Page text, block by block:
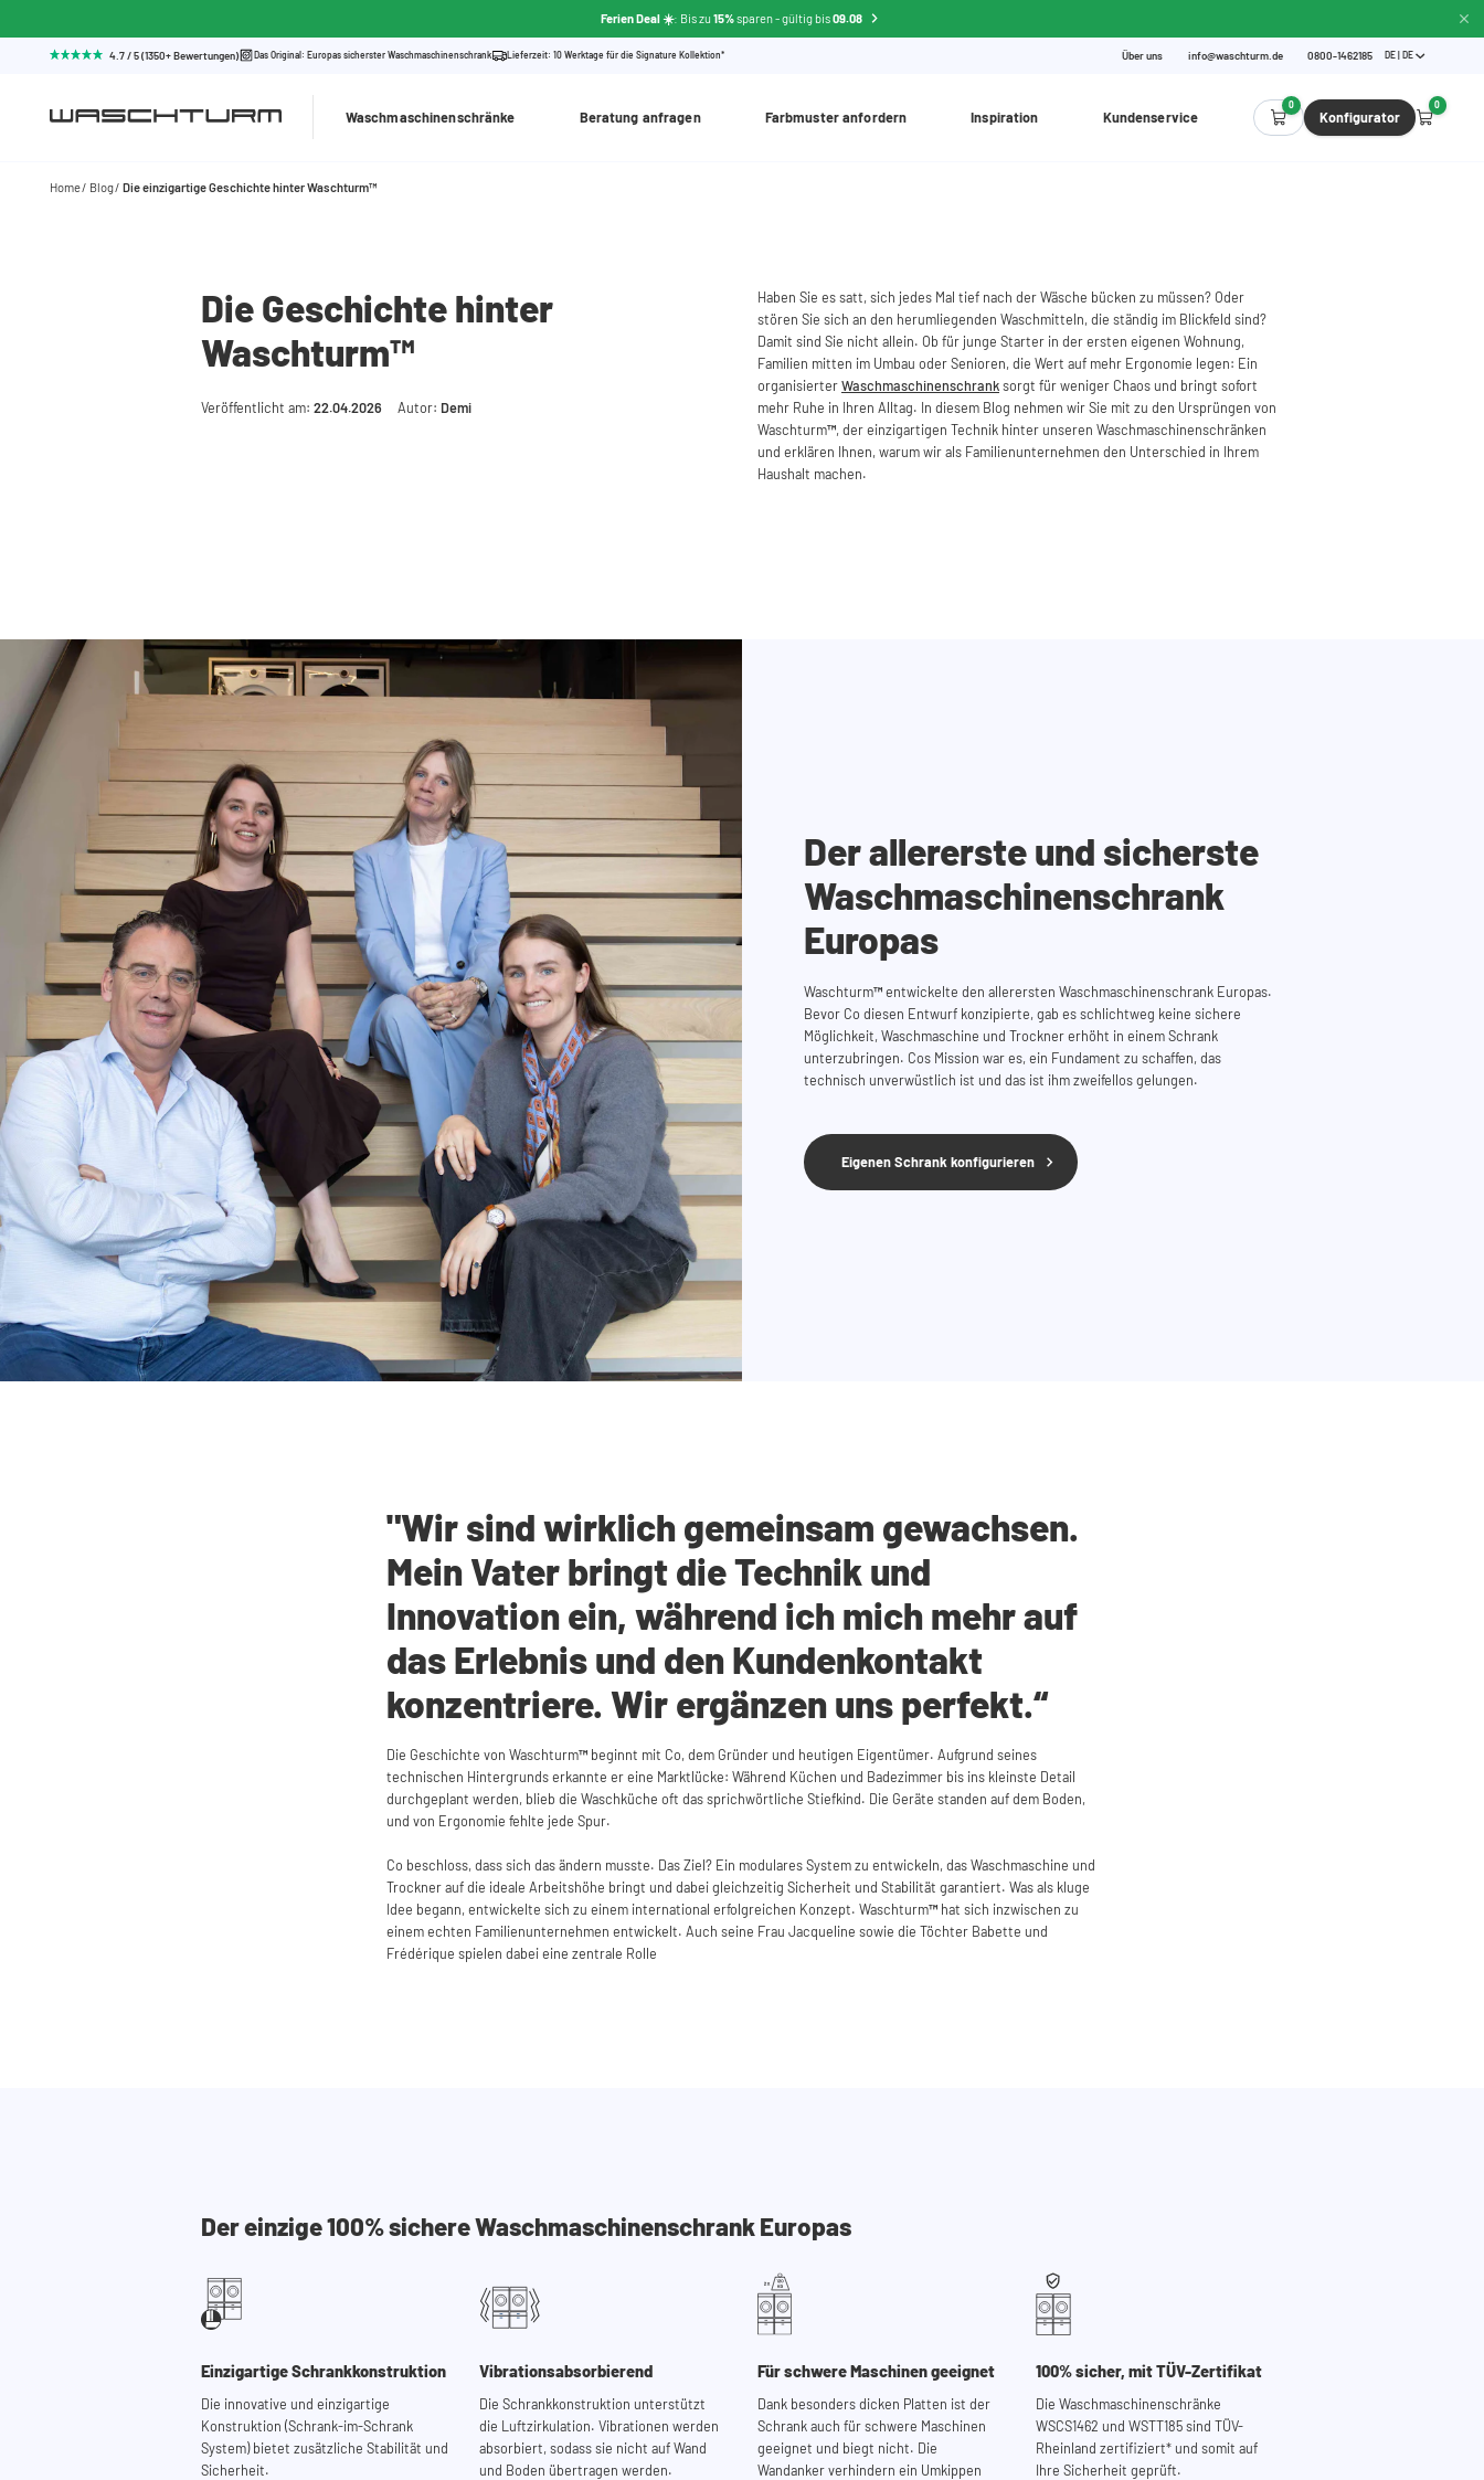
Ferien Deal ☀️: Bis zu15%sparen- gültig bis09.08
4.7 / 5 (1350+ Bewertungen) Das Original: Europas sicherster Waschmaschinenschrank Lieferzeit: 10 Werktage für die Signature Kollektion* Über uns info@waschturm.de 0800-1462185 DE | DE
Waschmaschinenschränke Beratung anfragen Farbmuster anfordern Inspiration Kundenservice
0
Konfigurator
0
Home Blog Die einzigartige Geschichte hinter Waschturm™
Die Geschichte hinter
Waschturm™
Veröffentlicht am: 22.04.2026 Autor: Demi
Haben Sie es satt, sich jedes Mal tief nach der Wäsche bücken zu müssen? Oder
stören Sie sich an den herumliegenden Waschmitteln, die ständig im Blickfeld sind?
Damit sind Sie nicht allein. Ob für junge Starter in der ersten eigenen Wohnung,
Familien mitten im Umbau oder Senioren, die Wert auf mehr Ergonomie legen: Ein
organisierterWaschmaschinenschranksorgt für weniger Chaos und bringt sofort
mehr Ruhe in Ihren Alltag. In diesem Blog nehmen wir Sie mit zu den Ursprüngen von
Waschturm™, der einzigartigen Technik hinter unseren Waschmaschinenschränken
und erklären Ihnen, warum wir als Familienunternehmen den Unterschied in Ihrem
Haushalt machen.
Der allererste und sicherste
Waschmaschinenschrank
Europas
Waschturm™entwickelte den allerersten Waschmaschinenschrank Europas.
Bevor Co diesen Entwurf konzipierte, gab es schlichtweg keine sichere
Möglichkeit, Waschmaschine und Trockner erhöht in einem Schrank
unterzubringen. Cos Mission war es, ein Fundament zu schaffen, das
technisch unverwüstlich ist und das ist ihm zweifellos gelungen.
Eigenen Schrank konfigurieren
"Wir sind wirklich gemeinsam gewachsen.
Mein Vater bringt die Technik und
Innovation ein, während ich mich mehr auf
das Erlebnis und den Kundenkontakt
konzentriere. Wir ergänzen uns perfekt.“
Die Geschichte von Waschturm™ beginnt mit Co, dem Gründer und heutigen Eigentümer. Aufgrund seines
technischen Hintergrunds erkannte er eine Marktlücke: Während Küchen und Badezimmer bis ins kleinste Detail
durchgeplant werden, blieb die Waschküche oft das sprichwörtliche Stiefkind. Die Geräte standen auf dem Boden,
und von Ergonomie fehlte jede Spur.
Co beschloss, dass sich das ändern musste. Das Ziel? Ein modulares System zu entwickeln, das Waschmaschine und
Trockner auf die ideale Arbeitshöhe bringt und dabei gleichzeitig Sicherheit und Stabilität garantiert. Was als kluge
Idee begann, entwickelte sich zu einem international erfolgreichen Konzept. Waschturm™ hat sich inzwischen zu
einem echten Familienunternehmen entwickelt. Auch seine Frau Jacqueline sowie die Töchter Babette und
Frédérique spielen dabei eine zentrale Rolle
Der einzige 100% sichere Waschmaschinenschrank Europas
Einzigartige Schrankkonstruktion
Die innovative und einzigartige
Konstruktion (Schrank-im-Schrank
System) bietet zusätzliche Stabilität und
Sicherheit.
Vibrationsabsorbierend
Die Schrankkonstruktion unterstützt
die Luftzirkulation. Vibrationen werden
absorbiert, sodass sie nicht auf Wand
und Boden übertragen werden.
Für schwere Maschinen geeignet
Dank besonders dicken Platten ist der
Schrank auch für schwere Maschinen
geeignet und biegt nicht. Die
Wandanker verhindern ein Umkippen
100% sicher, mit TÜV-Zertifikat
Die Waschmaschinenschränke
WSCS1462 und WSTT185 sind TÜV-
Rheinland zertifiziert* und somit auf
Ihre Sicherheit geprüft.